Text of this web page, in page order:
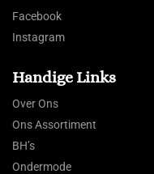
Facebook
Instagram
Handige Links
Over Ons
Ons Assortiment
BH’s
Ondermode